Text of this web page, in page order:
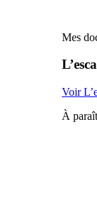
Mes
Voir
À